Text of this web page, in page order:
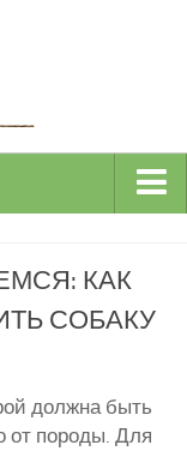
КАК
СОБАКУ
должна быть
от породы. Для